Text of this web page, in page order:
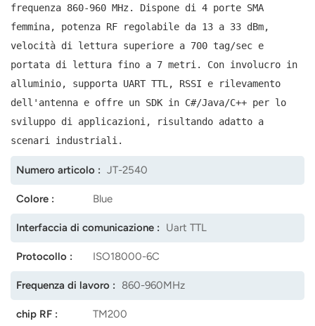
magyar
frequenza 860-960 MHz. Dispone di 4 porte SMA
femmina, potenza RF regolabile da 13 a 33 dBm,
velocità di lettura superiore a 700 tag/sec e
portata di lettura fino a 7 metri. Con involucro in
alluminio, supporta UART TTL, RSSI e rilevamento
dell'antenna e offre un SDK in C#/Java/C++ per lo
sviluppo di applicazioni, risultando adatto a
scenari industriali.
Numero articolo : JT-2540
Colore : Blue
Interfaccia di comunicazione : Uart TTL
Protocollo : ISO18000-6C
Frequenza di lavoro : 860-960MHz
chip RF : TM200